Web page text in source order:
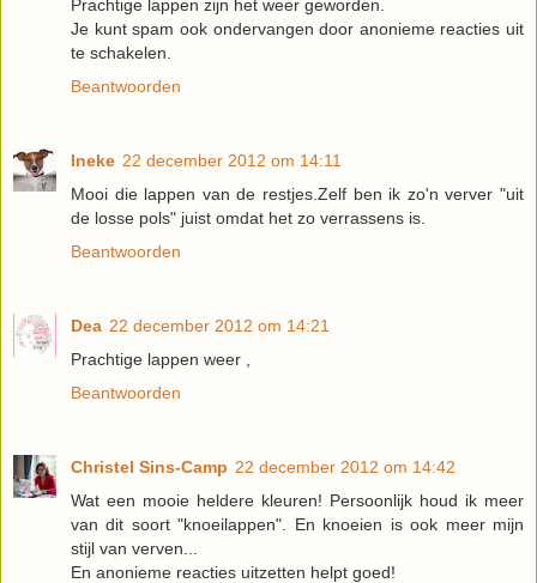
Prachtige lappen zijn het weer geworden.
Je kunt spam ook ondervangen door anonieme reacties uit
te schakelen.
Beantwoorden
Ineke 22 december 2012 om 14:11
Mooi die lappen van de restjes.Zelf ben ik zo'n verver "uit
de losse pols" juist omdat het zo verrassens is.
Beantwoorden
Dea 22 december 2012 om 14:21
Prachtige lappen weer ,
Beantwoorden
Christel Sins-Camp 22 december 2012 om 14:42
Wat een mooie heldere kleuren! Persoonlijk houd ik meer
van dit soort "knoeilappen". En knoeien is ook meer mijn
stijl van verven...
En anonieme reacties uitzetten helpt goed!